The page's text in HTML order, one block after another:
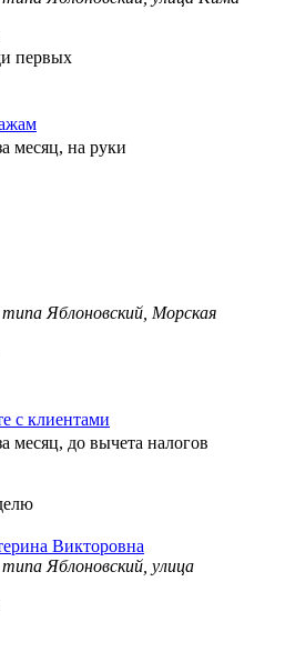
первых
месяц, на руки
типа Яблоновский, Морская
с клиентами
месяц, до вычета налогов
Викторовна
типа Яблоновский, улица